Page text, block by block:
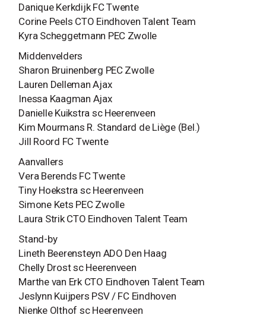
Danique Kerkdijk FC Twente
Corine Peels CTO Eindhoven Talent Team
Kyra Scheggetmann PEC Zwolle
Middenvelders
Sharon Bruinenberg PEC Zwolle
Lauren Delleman Ajax
Inessa Kaagman Ajax
Danielle Kuikstra sc Heerenveen
Kim Mourmans R. Standard de Liège (Bel.)
Jill Roord FC Twente
Aanvallers
Vera Berends FC Twente
Tiny Hoekstra sc Heerenveen
Simone Kets PEC Zwolle
Laura Strik CTO Eindhoven Talent Team
Stand-by
Lineth Beerensteyn ADO Den Haag
Chelly Drost sc Heerenveen
Marthe van Erk CTO Eindhoven Talent Team
Jeslynn Kuijpers PSV / FC Eindhoven
Nienke Olthof sc Heerenveen